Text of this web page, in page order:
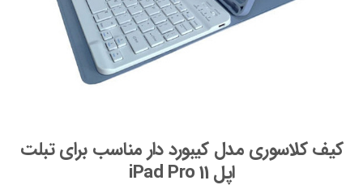
کیف کلاسوری مدل کیبورد دار مناسب برای تبلت
اپل iPad Pro 11